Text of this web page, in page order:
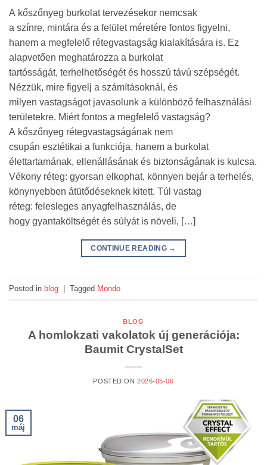
A kőszőnyeg burkolat tervezésekor nemcsak
a színre, mintára és a felület méretére fontos figyelni,
hanem a megfelelő rétegvastagság kialakítására is. Ez
alapvetően meghatározza a burkolat
tartósságát, terhelhetőségét és hosszú távú szépségét.
Nézzük, mire figyelj a számításoknál, és
milyen vastagságot javasolunk a különböző felhasználási
területekre. Miért fontos a megfelelő vastagság?
A kőszőnyeg rétegvastagságának nem
csupán esztétikai a funkciója, hanem a burkolat
élettartamának, ellenállásának és biztonságának is kulcsa.
Vékony réteg: gyorsan elkophat, könnyen bejár a terhelés,
könynyebben átütődéseknek kitett. Túl vastag
réteg: felesleges anyagfelhasználás, de
hogy gyantaköltségét és súlyát is növeli, […]
CONTINUE READING →
Posted in blog Tagged Mondo
BLOG
A homlokzati vakolatok új generációja:
Baumit CrystalSet
POSTED ON 2026-05-06
06
máj